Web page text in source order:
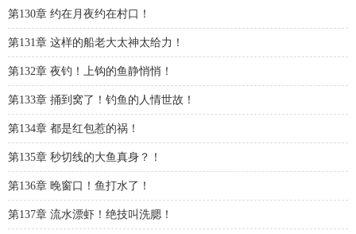
第130章 约在月夜约在村口！
第131章 这样的船老大太神太给力！
第132章 夜钓！上钩的鱼静悄悄！
第133章 捅到窝了！钓鱼的人情世故！
第134章 都是红包惹的祸！
第135章 秒切线的大鱼真身？！
第136章 晚窗口！鱼打水了！
第137章 流水漂虾！绝技叫洗腮！